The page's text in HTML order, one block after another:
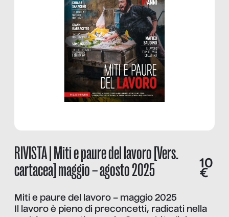
RIVISTA | Miti e paure del lavoro [Vers.
cartacea] maggio – agosto 2025 10
€
Miti e paure del lavoro – maggio 2025
Il lavoro è pieno di preconcetti, radicati nella